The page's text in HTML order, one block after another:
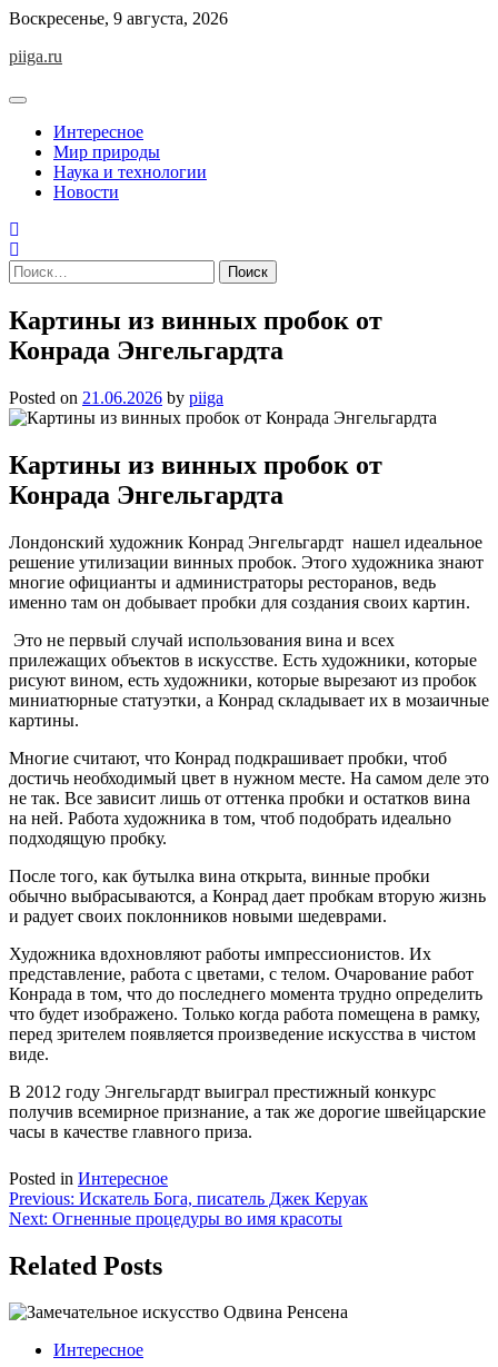
Skip
content
Воскресенье, 9 августа, 2026
piiga.ru
Интересное
Мир природы
Наука и технологии
Новости
Найти:
Картины из винных пробок от
Конрада Энгельгардта
Posted on 21.06.2026 by piiga
Картины из винных пробок от
Конрада Энгельгардта
Лондонский художник Конрад Энгельгардт нашел идеальное
решение утилизации винных пробок. Этого художника знают
многие официанты и администраторы ресторанов, ведь
именно там он добывает пробки для создания своих картин.
Это не первый случай использования вина и всех
прилежащих объектов в искусстве. Есть художники, которые
рисуют вином, есть художники, которые вырезают из пробок
миниатюрные статуэтки, а Конрад складывает их в мозаичные
картины.
Многие считают, что Конрад подкрашивает пробки, чтоб
достичь необходимый цвет в нужном месте. На самом деле это
не так. Все зависит лишь от оттенка пробки и остатков вина
на ней. Работа художника в том, чтоб подобрать идеально
подходящую пробку.
После того, как бутылка вина открыта, винные пробки
обычно выбрасываются, а Конрад дает пробкам вторую жизнь
и радует своих поклонников новыми шедеврами.
Художника вдохновляют работы импрессионистов. Их
представление, работа с цветами, с телом. Очарование работ
Конрада в том, что до последнего момента трудно определить
что будет изображено. Только когда работа помещена в рамку,
перед зрителем появляется произведение искусства в чистом
виде.
В 2012 году Энгельгардт выиграл престижный конкурс
получив всемирное признание, а так же дорогие швейцарские
часы в качестве главного приза.
Posted in Интересное
Навигация
по
записям
Previous: Искатель Бога, писатель Джек Керуак
Next: Огненные процедуры во имя красоты
Related Posts
Интересное